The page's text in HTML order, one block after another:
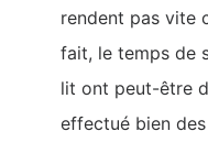
rendent pas vite
fait, le temps de
lit ont peut-être
effectué bien